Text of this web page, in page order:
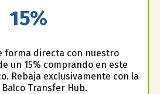
15%
forma directa con nuestro
un 15% comprando en este
Rebaja exclusivamente con la
Balco Transfer Hub.